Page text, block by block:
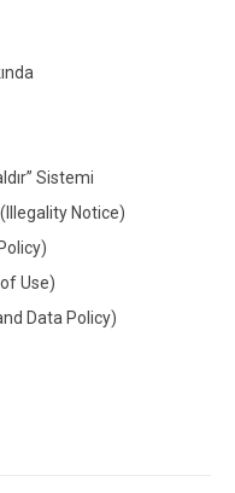
Sistemi
(Illegality Notice)
Use)
Data Policy)